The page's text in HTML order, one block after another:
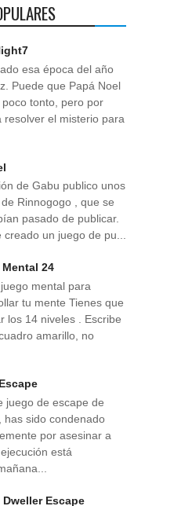
esa época del año
Puede que Papá Noel
tonto, pero por
resolver el misterio para
de Gabu publico unos
Rinnogogo , que se
pasado de publicar.
creado un juego de pu...
24
mental para
tu mente Tienes que
los 14 niveles . Escribe
amarillo, no
juego de escape de
has sido condenado
por asesinar a
está
Dweller Escape